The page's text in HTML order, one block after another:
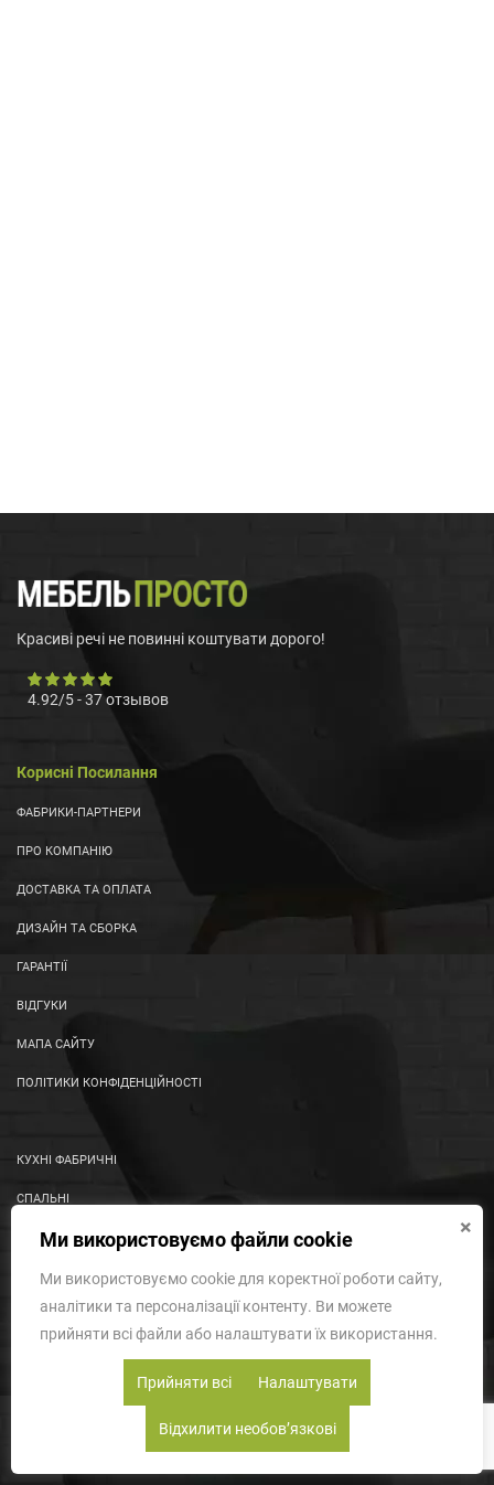
Красиві речі не повинні коштувати дорого!
4.92/5-37отзывов
Корисні Посилання
ФАБРИКИ-ПАРТНЕРИ
ПРО КОМПАНІЮ
ДОСТАВКА ТА ОПЛАТА
ДИЗАЙН ТА СБОРКА
ГАРАНТІЇ
ВІДГУКИ
МАПА САЙТУ
ПОЛІТИКИ КОНФІДЕНЦІЙНОСТІ
КУХНІ ФАБРИЧНІ
СПАЛЬНІ
ВІТАЛЬНІ
ШКАФИ-КУПЕ
ПРИХОЖІ
ОРТОПЕДИЧНІ МАТРАСИ
×
Ми використовуємо файли cookie
Ми використовуємо cookie для коректної роботи сайту,
аналітики та персоналізації контенту. Ви можете
прийняти всі файли або налаштувати їх використання.
Прийняти всі Налаштувати
Відхилити необовʼязкові